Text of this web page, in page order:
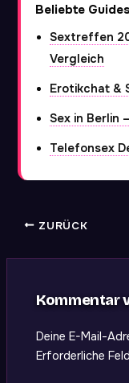
Beliebte Guides
Sextreffen
Vergleich
Erotikchat &
Sex in Berlin
Telefonsex
ZURÜCK
Kommentar
Deine E-Mail-
Erforderliche